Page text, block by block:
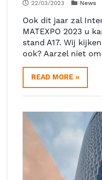
22/03/2023 News
Ook dit jaar zal
MATEXPO 2023 u
stand A17. Wij
ook? Aarzel niet
READ MORE »